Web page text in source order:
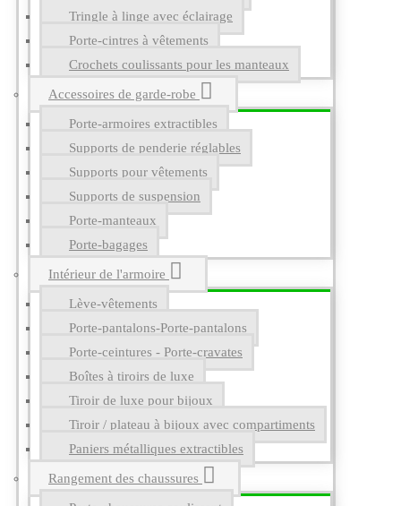
Tringle à linge avec éclairage
Porte-cintres à vêtements
Crochets coulissants pour les manteaux
Accessoires de garde-robe
Porte-armoires extractibles
Supports de penderie réglables
Supports pour vêtements
Supports de suspension
Porte-manteaux
Porte-bagages
Intérieur de l'armoire
Lève-vêtements
Porte-pantalons-Porte-pantalons
Porte-ceintures - Porte-cravates
Boîtes à tiroirs de luxe
Tiroir de luxe pour bijoux
Tiroir / plateau à bijoux avec compartiments
Paniers métalliques extractibles
Rangement des chaussures